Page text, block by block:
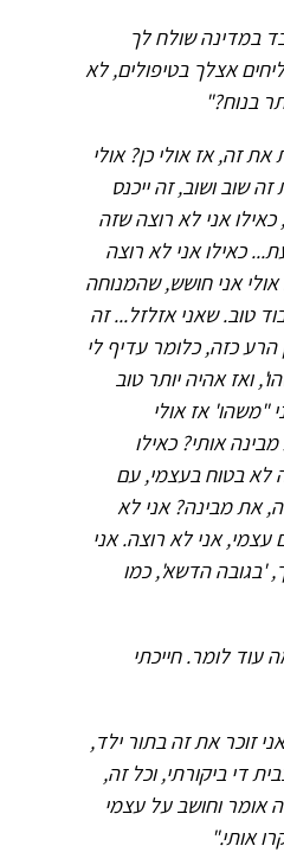
במדינה שולח לך
אצלך בטיפולים, לא
בנוח?"
זה, אז אולי כן? אולי
שוב ושוב, זה ייכנס
אני לא רוצה שזה
כאילו אני לא רוצה
אני חושש, שהמנוחה
טוב. שאני אזלזל... זה
הרע כזה, כלומר עדיף לי
ואז אהיה יותר טוב
"משהו' אז אולי
אותי? כאילו
לא בטוח בעצמי, עם
את מבינה? אני לא
אני לא רוצה. אני
'בגובה הדשא', כמו
עוד לומר. חייכתי
זוכר את זה בתור ילד,
די ביקורתי, וכל זה,
אומר וחושב על עצמי
אותי."